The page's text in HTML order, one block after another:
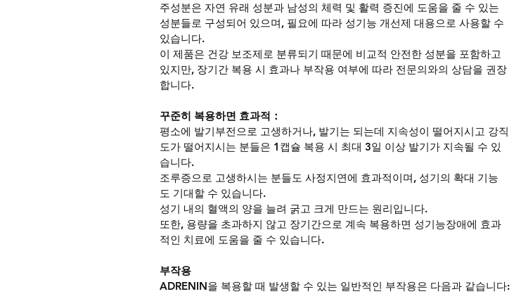
주성분은 자연 유래 성분과 남성의 체력 및 활력 증진에 도움을 줄 수 있는
성분들로 구성되어 있으며, 필요에 따라 성기능 개선제 대용으로 사용할 수
있습니다.
이 제품은 건강 보조제로 분류되기 때문에 비교적 안전한 성분을 포함하고
있지만, 장기간 복용 시 효과나 부작용 여부에 따라 전문의와의 상담을 권장
합니다.
꾸준히 복용하면 효과적：
평소에 발기부전으로 고생하거나, 발기는 되는데 지속성이 떨어지시고 강직
도가 떨어지시는 분들은 1캡슐 복용 시 최대 3일 이상 발기가 지속될 수 있
습니다.
조루증으로 고생하시는 분들도 사정지연에 효과적이며, 성기의 확대 기능
도 기대할 수 있습니다.
성기 내의 혈액의 양을 늘려 굵고 크게 만드는 원리입니다.
또한, 용량을 초과하지 않고 장기간으로 계속 복용하면 성기능장애에 효과
적인 치료에 도움을 줄 수 있습니다.
부작용
ADRENIN을 복용할 때 발생할 수 있는 일반적인 부작용은 다음과 같습니다: